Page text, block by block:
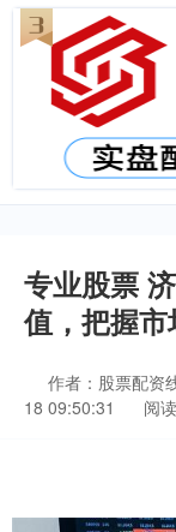
专业股票
值，把握
作者：股票配资
18 09:50:31
阅